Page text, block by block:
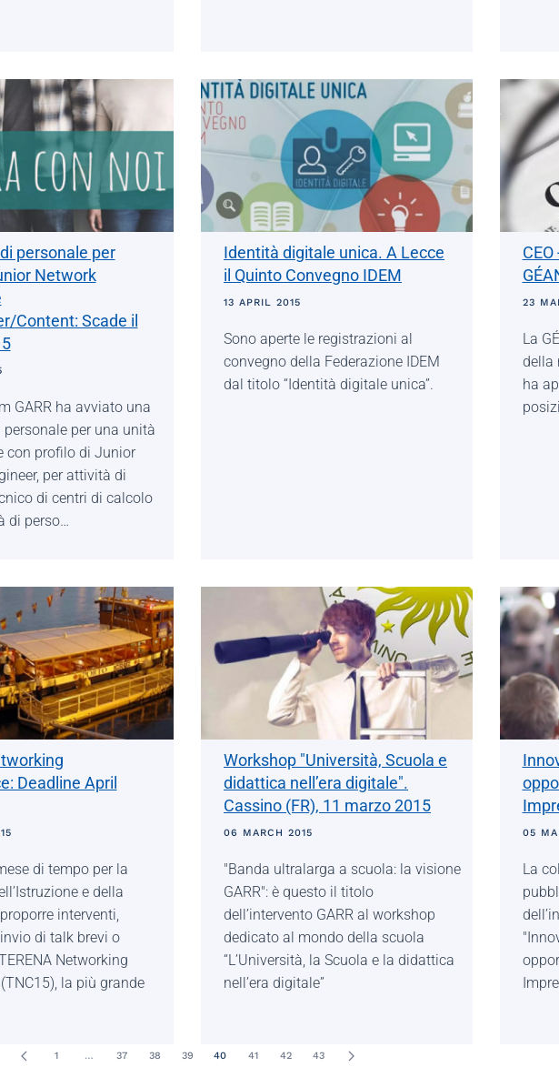
personale per
Network
Content: Scade il
GARR ha avviato una
personale per una unità
con profilo di Junior
per attività di
di centri di calcolo
di perso…
Identità digitale unica. A Lecce
il Quinto Convegno IDEM
13 APRIL 2015
Sono aperte le registrazioni al
convegno della Federazione IDEM
dal titolo “Identità digitale unica”.
23
La
della
ha
Deadline April
di tempo per la
e della
interventi,
di talk brevi o
Networking
la più grande
Workshop "Università, Scuola e
didattica nell’era digitale".
Cassino (FR), 11 marzo 2015
06 MARCH 2015
"Banda ultralarga a scuola: la visione
GARR": è questo il titolo
dell’intervento GARR al workshop
dedicato al mondo della scuola
“L’Università, la Scuola e la didattica
nell’era digitale”
05
La
1 … 37 38 39 40 41 42 43